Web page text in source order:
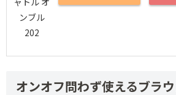
オンオフ問わず使えるブラ